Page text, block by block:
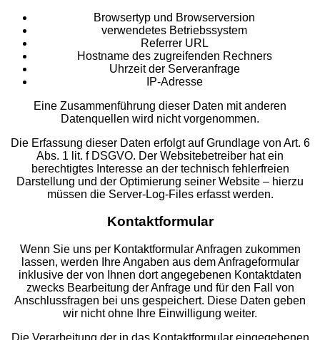
Browsertyp und Browserversion
verwendetes Betriebssystem
Referrer URL
Hostname des zugreifenden Rechners
Uhrzeit der Serveranfrage
IP-Adresse
Eine Zusammenführung dieser Daten mit anderen
Datenquellen wird nicht vorgenommen.
Die Erfassung dieser Daten erfolgt auf Grundlage von Art. 6
Abs. 1 lit. f DSGVO. Der Websitebetreiber hat ein
berechtigtes Interesse an der technisch fehlerfreien
Darstellung und der Optimierung seiner Website – hierzu
müssen die Server-Log-Files erfasst werden.
Kontaktformular
Wenn Sie uns per Kontaktformular Anfragen zukommen
lassen, werden Ihre Angaben aus dem Anfrageformular
inklusive der von Ihnen dort angegebenen Kontaktdaten
zwecks Bearbeitung der Anfrage und für den Fall von
Anschlussfragen bei uns gespeichert. Diese Daten geben
wir nicht ohne Ihre Einwilligung weiter.
Die Verarbeitung der in das Kontaktformular eingegebenen